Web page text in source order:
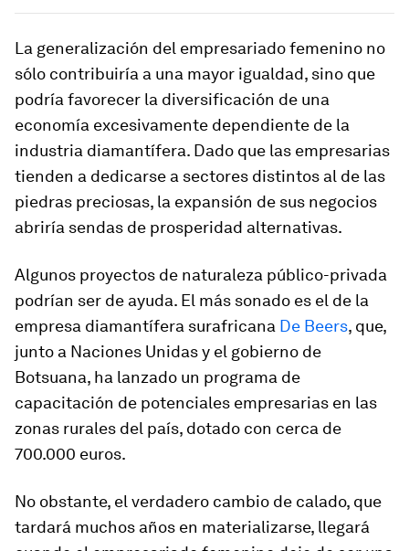
La generalización del empresariado femenino no
sólo contribuiría a una mayor igualdad, sino que
podría favorecer la diversificación de una
economía excesivamente dependiente de la
industria diamantífera. Dado que las empresarias
tienden a dedicarse a sectores distintos al de las
piedras preciosas, la expansión de sus negocios
abriría sendas de prosperidad alternativas.
Algunos proyectos de naturaleza público-privada
podrían ser de ayuda. El más sonado es el de la
empresa diamantífera surafricana De Beers, que,
junto a Naciones Unidas y el gobierno de
Botsuana, ha lanzado un programa de
capacitación de potenciales empresarias en las
zonas rurales del país, dotado con cerca de
700.000 euros.
No obstante, el verdadero cambio de calado, que
tardará muchos años en materializarse, llegará